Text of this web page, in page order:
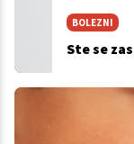
BOLEZNI
Ste se